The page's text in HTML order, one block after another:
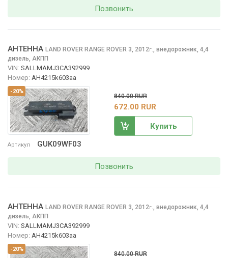
Позвонить
-20%
Артикул GUK09WF03
АНТЕННА LAND ROVER RANGE ROVER 3, 2012г., внедорожник, 4,4
дизель, АКПП
VIN: SALLMAMJ3CA392999
Номер: AH4215k603aa
840.00 RUR
672.00 RUR
Купить
Позвонить
-20%
АНТЕННА LAND ROVER RANGE ROVER 3, 2012г., внедорожник, 4,4
дизель, АКПП
VIN: SALLMAMJ3CA392999
Номер: AH4215k603aa
840.00 RUR